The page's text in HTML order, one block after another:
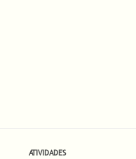
ATIVIDADES